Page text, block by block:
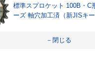
標準スプロケット 100B・C
ーズ 軸穴加工済（新JISキ
－閉じる